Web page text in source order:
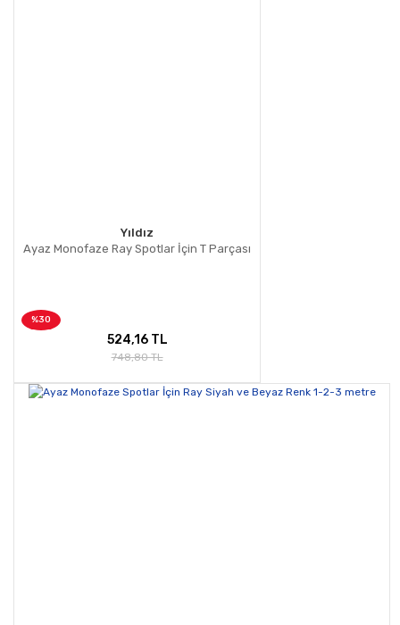
Yıldız
Ayaz Monofaze Ray Spotlar İçin T Parçası
%30
524,16 TL
748,80 TL